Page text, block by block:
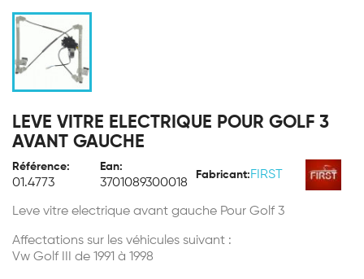
LEVE VITRE ELECTRIQUE POUR GOLF 3
AVANT GAUCHE
Référence:
01.4773
Ean:
3701089300018
Fabricant: FIRST
Leve vitre electrique avant gauche Pour Golf 3
Affectations sur les véhicules suivant :
Vw Golf III de 1991 à 1998